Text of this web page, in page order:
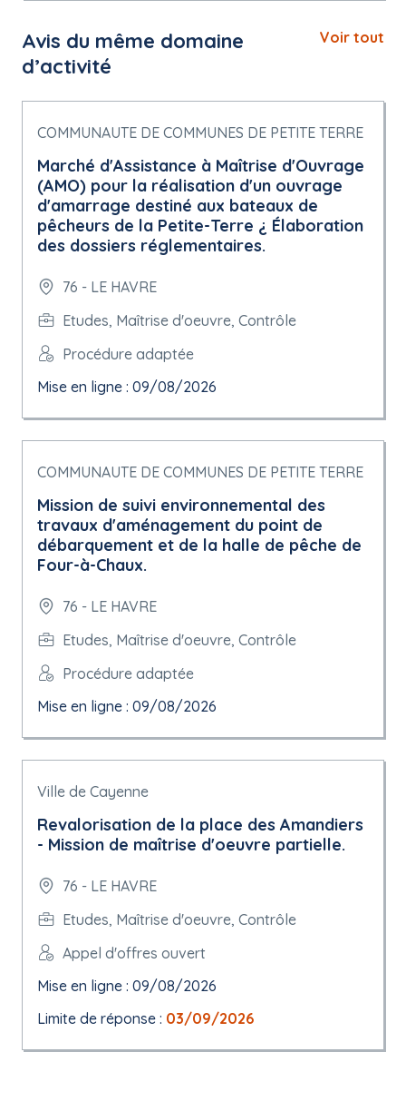
Avis du même domaine
d’activité
Voir tout
COMMUNAUTE DE COMMUNES DE PETITE TERRE
Marché d'Assistance à Maîtrise d'Ouvrage
(AMO) pour la réalisation d'un ouvrage
d'amarrage destiné aux bateaux de
pêcheurs de la Petite-Terre ¿ Élaboration
des dossiers réglementaires.
76 - LE HAVRE
Etudes, Maîtrise d'oeuvre, Contrôle
Procédure adaptée
Mise en ligne : 09/08/2026
COMMUNAUTE DE COMMUNES DE PETITE TERRE
Mission de suivi environnemental des
travaux d'aménagement du point de
débarquement et de la halle de pêche de
Four-à-Chaux.
76 - LE HAVRE
Etudes, Maîtrise d'oeuvre, Contrôle
Procédure adaptée
Mise en ligne : 09/08/2026
Ville de Cayenne
Revalorisation de la place des Amandiers
- Mission de maîtrise d'oeuvre partielle.
76 - LE HAVRE
Etudes, Maîtrise d'oeuvre, Contrôle
Appel d'offres ouvert
Mise en ligne : 09/08/2026
Limite de réponse : 03/09/2026